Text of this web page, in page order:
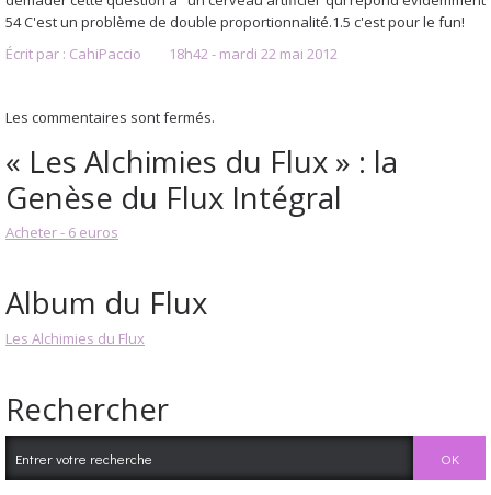
54 C'est un problème de double proportionnalité.1.5 c'est pour le fun!
Écrit par : CahiPaccio 18h42- mardi 22 mai 2012
Les commentaires sont fermés.
« Les Alchimies du Flux » : la
Genèse du Flux Intégral
Acheter - 6 euros
Album du Flux
Les Alchimies du Flux
Rechercher